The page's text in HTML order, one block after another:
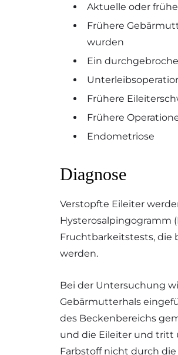
Aktuelle oder
Frühere
wurden
Ein
Frühere
Frühere
Endometriose
Diagnose
Verstopfte Eileiter
Hysterosalpingogramm
Fruchtbarkeitstests, die
werden.
Bei der Untersuchung
Gebärmutterhals
des Beckenbereichs
und die Eileiter und tritt
Farbstoff nicht durch